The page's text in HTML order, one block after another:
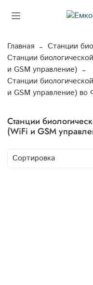
Главная
Станции
Станции
и GSM управление)
Станции
и GSM управление) во
Станции
(WiFi и GSM